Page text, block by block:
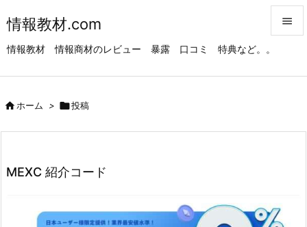
情報教材.com
情報教材 情報商材のレビュー 暴露 口コミ 特典など。。

前へ
ホーム > 投稿
MEXC 紹介コード